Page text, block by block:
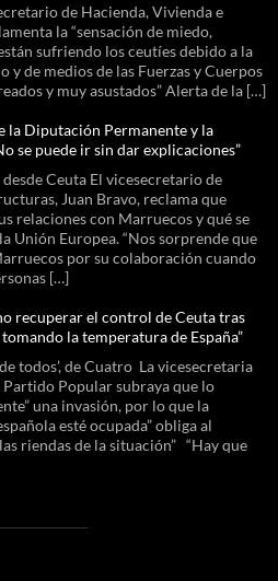
de Hacienda, Vivienda e
la “sensación de miedo,
sufriendo los ceutíes debido a la
y de medios de las Fuerzas y Cuerpos
y muy asustados” Alerta de la […]
la Diputación Permanente y la
se puede ir sin dar explicaciones”
Ceuta El vicesecretario de
Juan Bravo, reclama que
relaciones con Marruecos y qué se
Unión Europea. “Nos sorprende que
por su colaboración cuando
[…]
recuperar el control de Ceuta tras
la temperatura de España”
todos’, de Cuatro La vicesecretaria
Popular subraya que lo
una invasión, por lo que la
esté ocupada” obliga al
riendas de la situación” “Hay que